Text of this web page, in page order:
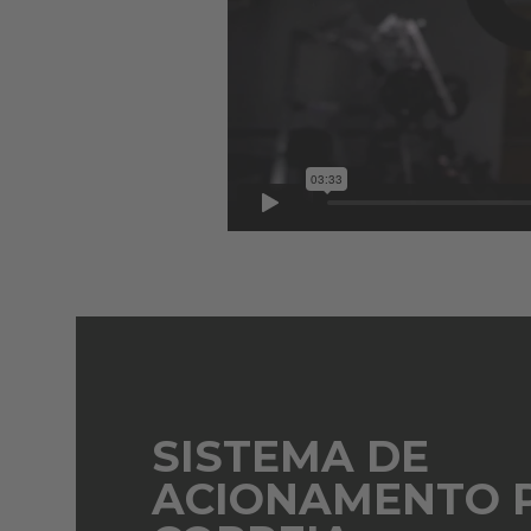
SISTEMA DE
ACIONAMENTO